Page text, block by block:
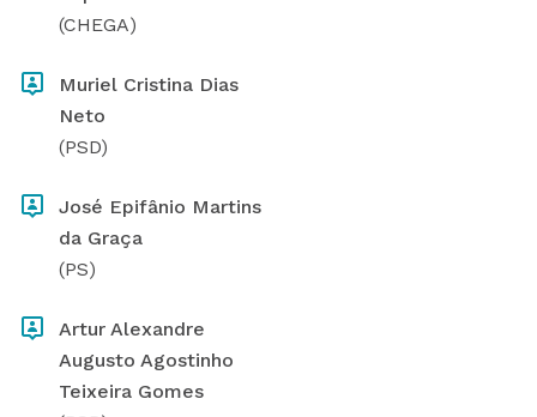
(CHEGA)
Muriel Cristina Dias
Neto
(PSD)
José Epifânio Martins
da Graça
(PS)
Artur Alexandre
Augusto Agostinho
Teixeira Gomes